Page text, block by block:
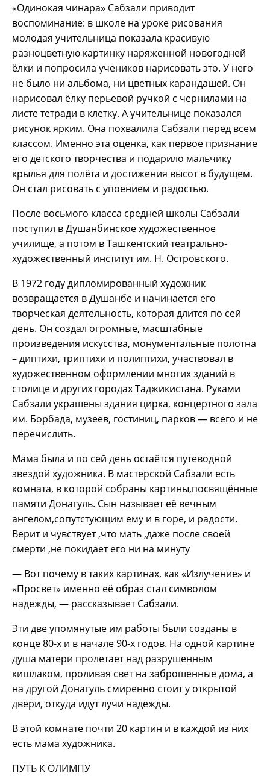
«Одинокая чинара» Сабзали приводит
воспоминание: в школе на уроке рисования
молодая учительница показала красивую
разноцветную картинку наряженной новогодней
ёлки и попросила учеников нарисовать это. У него
не было ни альбома, ни цветных карандашей. Он
нарисовал ёлку перьевой ручкой с чернилами на
листе тетради в клетку. А учительнице показался
рисунок ярким. Она похвалила Сабзали перед всем
классом. Именно эта оценка, как первое признание
его детского творчества и подарило мальчику
крылья для полёта и достижения высот в будущем.
Он стал рисовать с упоением и радостью.
После восьмого класса средней школы Сабзали
поступил в Душанбинское художественное
училище, а потом в Ташкентский театрально-
художественный институт им. Н. Островского.
В 1972 году дипломированный художник
возвращается в Душанбе и начинается его
творческая деятельность, которая длится по сей
день. Он создал огромные, масштабные
произведения искусства, монументальные полотна
– диптихи, триптихи и полиптихи, участвовал в
художественном оформлении многих зданий в
столице и других городах Таджикистана. Руками
Сабзали украшены здания цирка, концертного зала
им. Борбада, музеев, гостиниц, парков — всего и не
перечислить.
Мама была и по сей день остаётся путеводной
звездой художника. В мастерской Сабзали есть
комната, в которой собраны картины,посвящённые
памяти Донагуль. Сын называет её вечным
ангелом,сопутстующим ему и в горе, и радости.
Верит и чувствует ,что мать ,даже после своей
смерти ,не покидает его ни на минуту
— Вот почему в таких картинах, как «Излучение» и
«Просвет» именно её образ стал символом
надежды, — рассказывает Сабзали.
Эти две упомянутые им работы были созданы в
конце 80-х и в начале 90-х годов. На одной картине
душа матери пролетает над разрушенным
кишлаком, проливая свет на заброшенные дома, а
на другой Донагуль смиренно стоит у открытой
двери, откуда идут лучи надежды.
В этой комнате почти 20 картин и в каждой из них
есть мама художника.
ПУТЬ К ОЛИМПУ